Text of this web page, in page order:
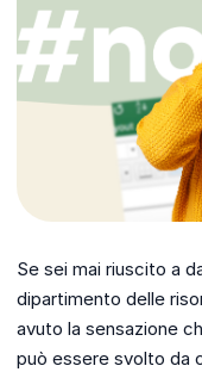
Se sei mai riuscito a
dipartimento delle
avuto la sensazione
può essere svolto da